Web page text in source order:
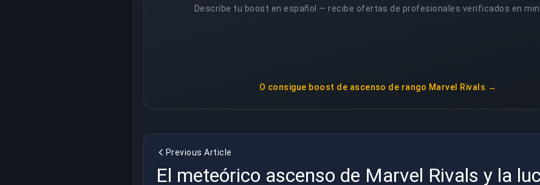
Describe tu boost en español — recibe ofertas de profesionales verificados en
O consigue boost de ascenso de rango Marvel Rivals →
Previous Article
El meteórico ascenso de Marvel Rivals y la